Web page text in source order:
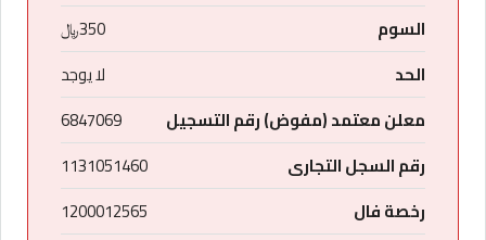
السوم
350﷼
الحد
لا يوجد
معلن معتمد (مفوض) رقم التسجيل
6847069
رقم السجل التجارى
1131051460
رخصة فال
1200012565